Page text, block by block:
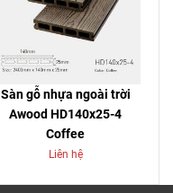
Sàn gỗ nhựa ngoài trời
Awood HD140x25-4
Coffee
Liên hệ